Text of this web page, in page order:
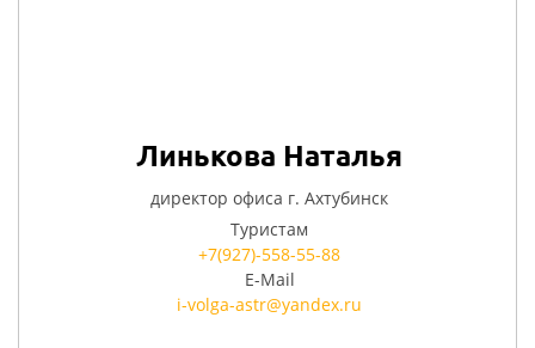
Линькова Наталья
директор офиса г. Ахтубинск
Туристам
+7(927)-558-55-88
E-Mail
i-volga-astr@yandex.ru